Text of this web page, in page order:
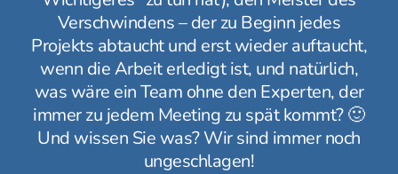
Verschwindens – der zu Beginn jedes
Projekts abtaucht und erst wieder auftaucht,
wenn die Arbeit erledigt ist, und natürlich,
was wäre ein Team ohne den Experten, der
immer zu jedem Meeting zu spät kommt? 🙂
Und wissen Sie was? Wir sind immer noch
ungeschlagen!